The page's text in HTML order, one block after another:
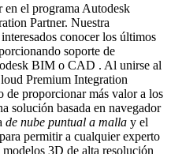
en el programa Autodesk
Partner. Nuestra
conocer los últimos
soporte de
BIM o CAD . Al unirse al
Premium Integration
de proporcionar más valor a los
solución basada en navegador
de nube puntual a malla y el
permitir a cualquier experto
3D de alta resolución